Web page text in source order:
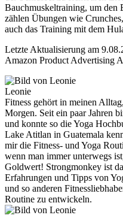
Bauchmuskeltraining, um den
zählen Übungen wie
auch das Training mit dem
Letzte Aktualisierung am
Amazon Product Advertising
Leonie
Fitness gehört in meinen
Morgen. Seit ein paar Jahren
und konnte so die Yoga
Lake Atitlan in Guatemala
mir die Fitness- und Yoga
wenn man immer unterwegs
Goldwert! Strongmonkey ist
Erfahrungen und Tipps von
und so anderen
Routine zu entwickeln.